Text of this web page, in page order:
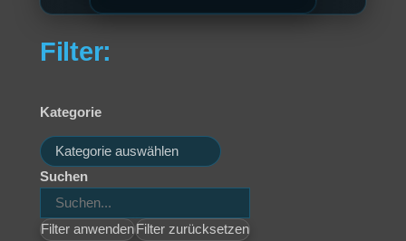
Filter:
Kategorie
Kategorien
Suchen
Filter anwenden Filter zurücksetzen